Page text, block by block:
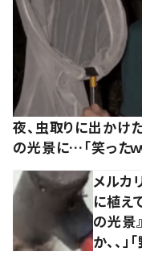
夜、虫取りに出かけ
の光景に…「笑ったｗ
メルカ
に植え
の光景
か、、」